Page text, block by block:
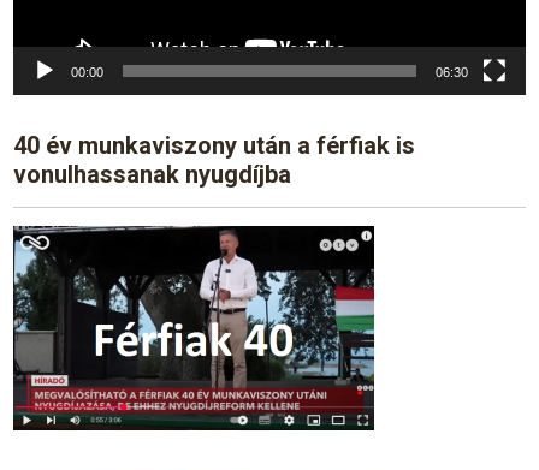
00:00 06:30
40 év munkaviszony után a férfiak is
vonulhassanak nyugdíjba